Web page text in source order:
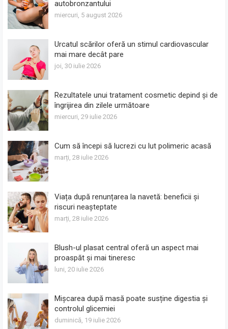
autobronzantului
miercuri, 5 august 2026
Urcatul scărilor oferă un stimul cardiovascular
mai mare decât pare
joi, 30 iulie 2026
Rezultatele unui tratament cosmetic depind și de
îngrijirea din zilele următoare
miercuri, 29 iulie 2026
Cum să începi să lucrezi cu lut polimeric acasă
marți, 28 iulie 2026
Viața după renunțarea la navetă: beneficii și
riscuri neașteptate
marți, 28 iulie 2026
Blush-ul plasat central oferă un aspect mai
proaspăt și mai tineresc
luni, 20 iulie 2026
Mișcarea după masă poate susține digestia și
controlul glicemiei
duminică, 19 iulie 2026